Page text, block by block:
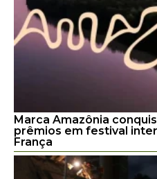
Marca Amazônia
prêmios em festival
França